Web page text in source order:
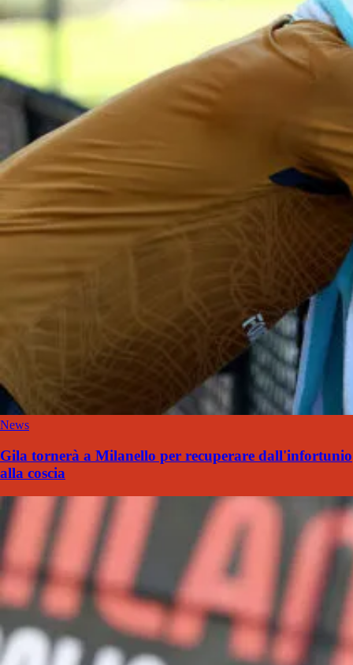
News
Gila tornerà a Milanello per recuperare dall'infortunio
alla coscia